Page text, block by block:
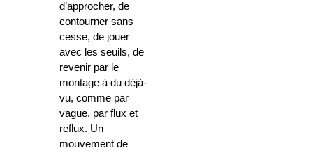
d’approcher, de
contourner sans
cesse, de jouer
avec les seuils, de
revenir par le
montage à du déjà-
vu, comme par
vague, par flux et
reflux. Un
mouvement de